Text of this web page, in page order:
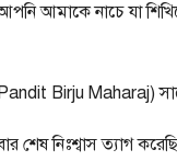
আমাকে নাচে যা
Birju Maharaj)
শেষ নিঃশ্বাস ত্যাগ